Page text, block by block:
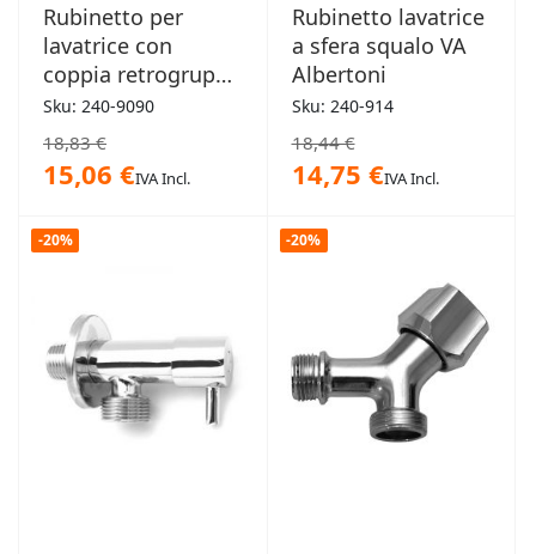
Rubinetto per
lavatrice con
coppia retrogruppo
dado girevole
Sku: 240-9090
18,83 €
15,06 €IVA Incl.
Rubinetto lavatrice
a sfera squalo VA
Albertoni
Sku: 240-914
18,44 €
14,75 €IVA Incl.
-20% -20%